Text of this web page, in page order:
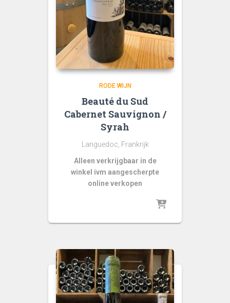
RODE WIJN
Beauté du Sud
Cabernet Sauvignon /
Syrah
Languedoc, Frankrijk
Alleen verkrijgbaar in de
winkel ivm aangescherpte
online verkopen